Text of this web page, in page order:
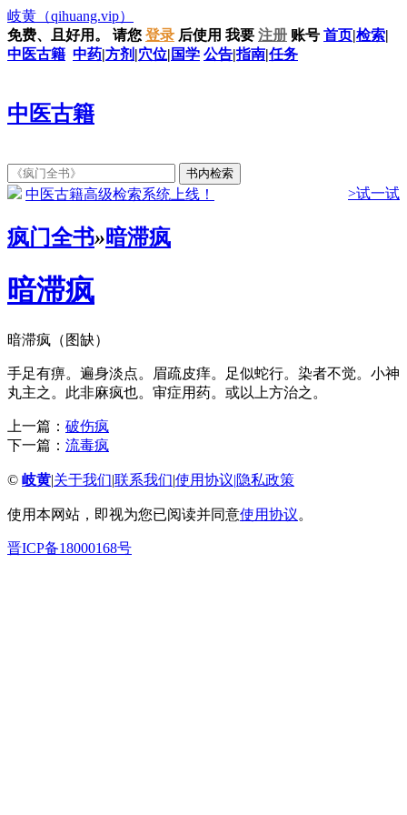
岐黄 （qihuang.vip）
免费、且好用。
请您 登录 后使用 我要 注册 账号 首页|检索|
中医古籍 中药|方剂 |穴位| 国学 公告|指南|任务
中医古籍
中医古籍高级检索系统上线！ >试一试
疯门全书»暗滞疯
暗滞疯
暗滞疯（图缺）
手足有痹。遍身淡点。眉疏皮痒。足似蛇行。染者不觉。小神
丸主之。此非麻疯也。审症用药。或以上方治之。
上一篇： 破伤疯
下一篇： 流毒疯
© 岐黄|关于我们|联系我们|使用协议|隐私政策
使用本网站，即视为您已阅读并同意使用协议。
晋ICP备18000168号